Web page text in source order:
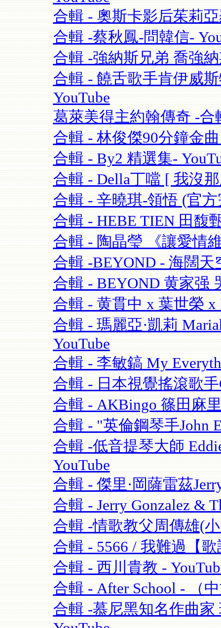
合輯 - 奧斯卡影后茱莉亞
合輯 -蔡秋鳳-問韓信-
合輯 -強納斯兄弟 喬強納
合輯 - 饒舌歌手肯伊威
YouTube
葛萊美得主約翰傳奇 -合
合輯 - 林俊傑90分鐘金
合輯 - By2 精選集-
合輯 - Della丁噹 [ 我沒
合輯 - 辛曉琪-領悟 (官
合輯 - HEBE TIEN 田馥
合輯 - 陶晶瑩 《讓愛情
合輯 -BEYOND - 海闊天
合輯 - BEYOND 黄家强
合輯 - 黄貫中 x 葉世榮 x
合輯 - 瑪麗亞·凱莉
YouTube
合輯 - 李敏鎬 My
合輯 - 日本視覺搖滾歌手
合輯 - AKBingo 篠田麻
合輯 - "英倫鋼琴手John
合輯 -低音提琴大師
YouTube
合輯 - 傑里·岡薩雷茲
合輯 - Jerry Gonzalez &
合輯 -情歌教父周傳雄(
合輯 - 5566 / 我難過【
合輯 - 西川貴教 -
合輯 - After School - （
合輯 -慕尼黑知名作曲家